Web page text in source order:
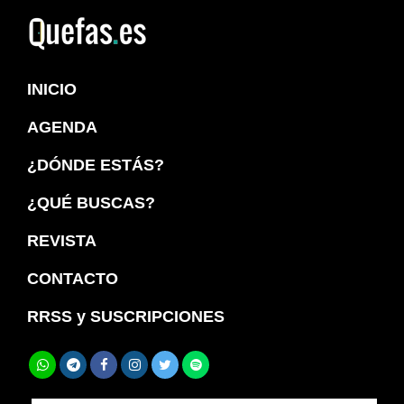
navegación
principal
principal
INICIO
AGENDA
¿DÓNDE ESTÁS?
¿QUÉ BUSCAS?
REVISTA
CONTACTO
RRSS y SUSCRIPCIONES